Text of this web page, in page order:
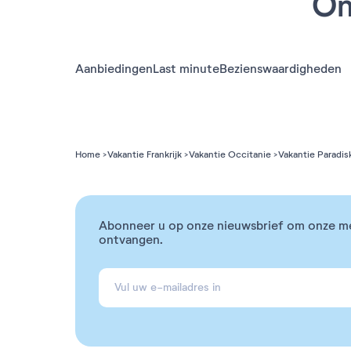
AanbiedingenLast minuteBezienswaardigheden
Home Vakantie Frankrijk Vakantie Occitanie Vakantie
Abonneer u op onze nieuwsbrief om onze
ontvangen.